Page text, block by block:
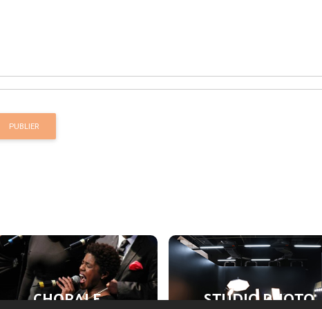
PUBLIER
EVÈNEMENTIELS STUDIO VIDÉO